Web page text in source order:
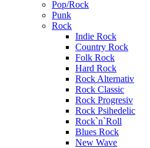
Pop/Rock
Punk
Rock
Indie Rock
Country Rock
Folk Rock
Hard Rock
Rock Alternativ
Rock Classic
Rock Progresiv
Rock Psihedelic
Rock`n`Roll
Blues Rock
New Wave